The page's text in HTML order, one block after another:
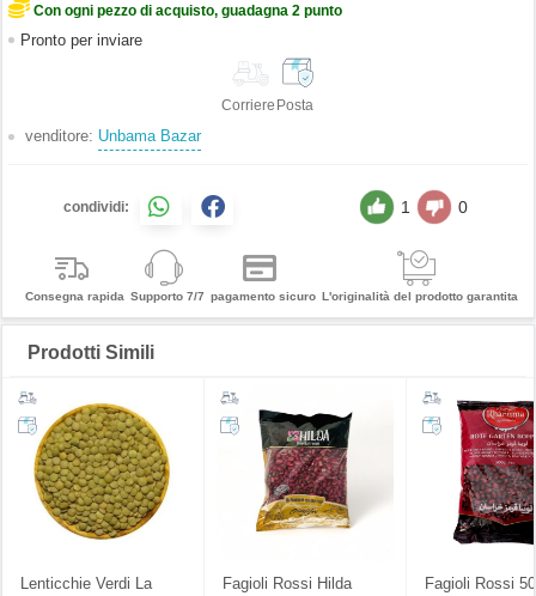
Con ogni pezzo di acquisto, guadagna 2 punto
Pronto per inviare
Corriere Posta
venditore: Unbama Bazar
condividi: 1 0
Consegna rapida Supporto 7/7 pagamento sicuro L'originalità del prodotto garantita
Prodotti Simili
Lenticchie Verdi La
Fagioli Rossi Hilda
Fagioli Rossi